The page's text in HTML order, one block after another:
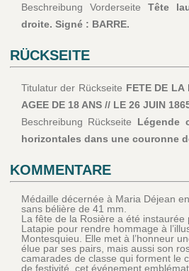
Beschreibung VorderseiteTête
droite. Signé : BARRE.
RÜCKSEITE
Titulatur der Rückseite FETE DE LA
AGEE DE 18 ANS // LE 26 JUIN
Beschreibung Rückseite Légende
horizontales dans une couronne
KOMMENTARE
Médaille décernée à Maria Déjean
sans bélière de 41 mm.
La fête de la Rosière a été instaurée
Latapie pour rendre hommage à
Montesquieu. Elle met à l’honneur
élue par ses pairs, mais aussi son
camarades de classe qui forment le
de festivité, cet événement